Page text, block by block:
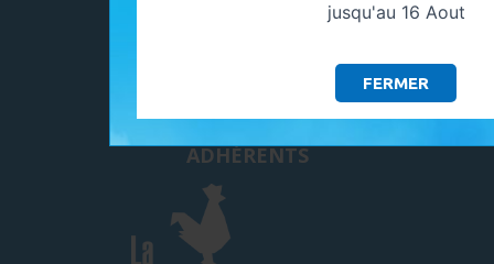
ADHÉRENTS
jusqu'au 16 Aout
FERMER